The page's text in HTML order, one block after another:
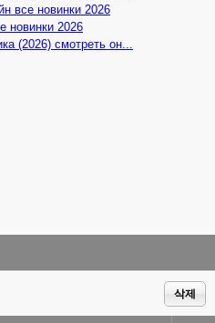
все новинки 2026
новинки 2026
(2026) смотреть он...
삭제